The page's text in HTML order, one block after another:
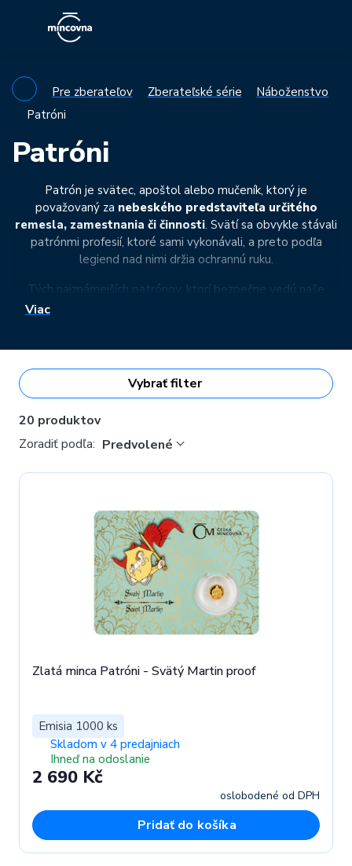
Pre zberateľov Zberateľské série
Náboženstvo
Patróni
Patróni
Patrón je svätec, apoštol alebo mučeník, ktorý je
považovaný za nebeského predstaviteľa určitého
remesla, zamestnania či činnosti. Svätí sa obvykle stávali
patrónmi profesií, ktoré sami vykonávali, a preto podľa
legiend nad nimi držia ochrannú ruku.
Tých najznámejších patrónov, ktorí bezpečne vedú naše
kroky, postupne predstavuje rad
Viac
Vybrať filter
20 produktov
Zoradiť podľa: Predvolené
Zlatá minca Patróni - Svätý Martin proof
Emisia 1000 ks
Skladom v 4 predajniach
Ihneď na odoslanie
2 690 Kč
oslobodené od DPH
Pridať do košíka